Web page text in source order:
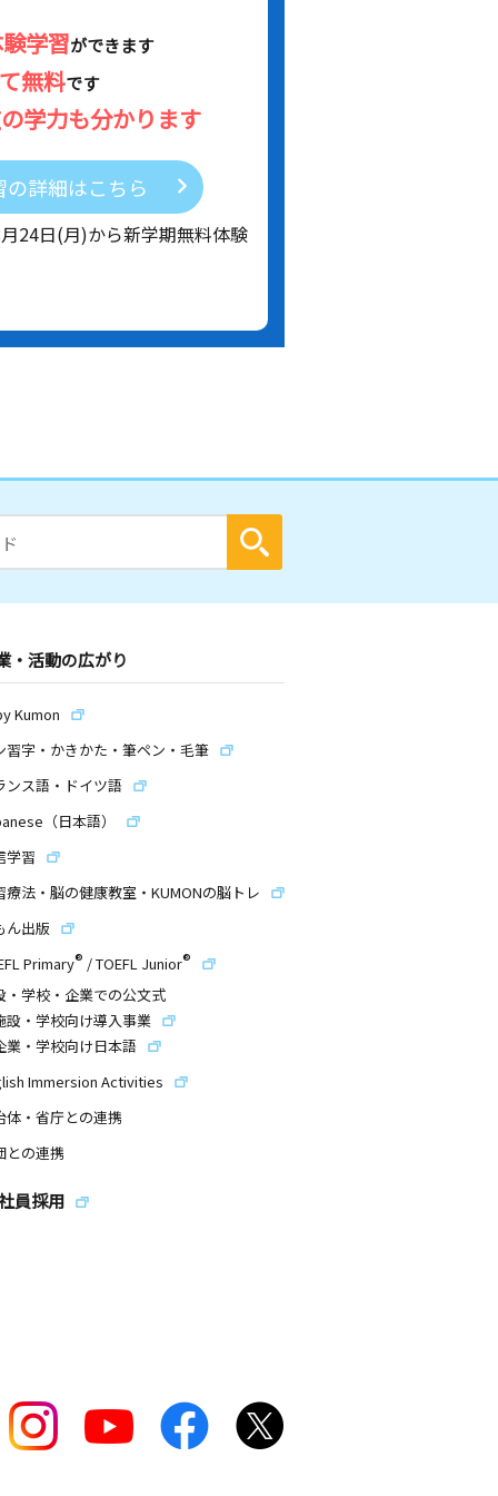
学習ができます
無料です
学力も分かります
詳細はこちら
24日(月)から新学期無料体験
・活動の広がり
Kumon
習字・かきかた・筆ペン・毛筆
ンス語・ドイツ語
（日本語）
学習
療法・脳の健康教室・KUMONの脳トレ
ん出版
Primary® /TOEFL Junior®
・学校・企業での公文式
設・学校向け導入事業
業・学校向け日本語
Immersion Activities
体・省庁との連携
との連携
員採用